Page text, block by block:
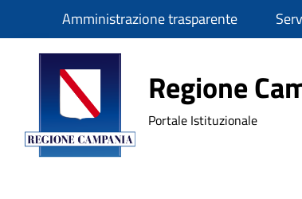
SlimAmministrazione trasparente
Regione
Regione
Portale Istituzionale